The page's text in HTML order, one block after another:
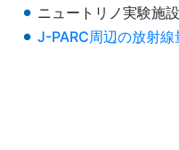
ニュートリノ実験施
J-PARC周辺の放射線